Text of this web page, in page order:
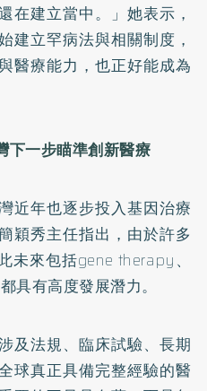
在建立當中。」她表示，
建立罕病法與相關制度，
醫療能力，也正好能成為
一步瞄準創新醫療
近年也逐步投入基因治療
穎秀主任指出，由於許多
未來包括gene therapy、
具有高度發展潛力。
及法規、臨床試驗、長期
球真正具備完整經驗的醫